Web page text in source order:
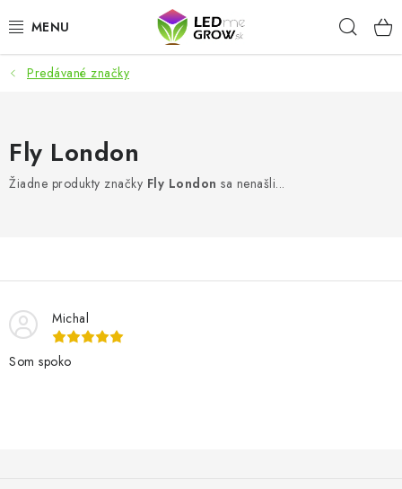
na
AKCIE
PESTOVATEĽSKÉ POTREBY
SMART GARDEN
Hodnotenie obchodu
Predávané značky
Fly London
Žiadne produkty značky Fly London sa nenašli...
Michal
Som spoko